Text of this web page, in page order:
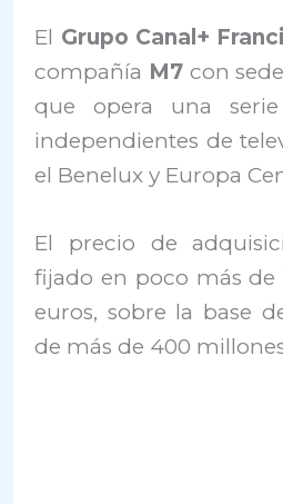
El Grupo Canal+
compañía M7con
que opera una
independientes de
el Benelux y Europa
El precio de
fijado en poco más de
euros, sobre la base
de más de 400